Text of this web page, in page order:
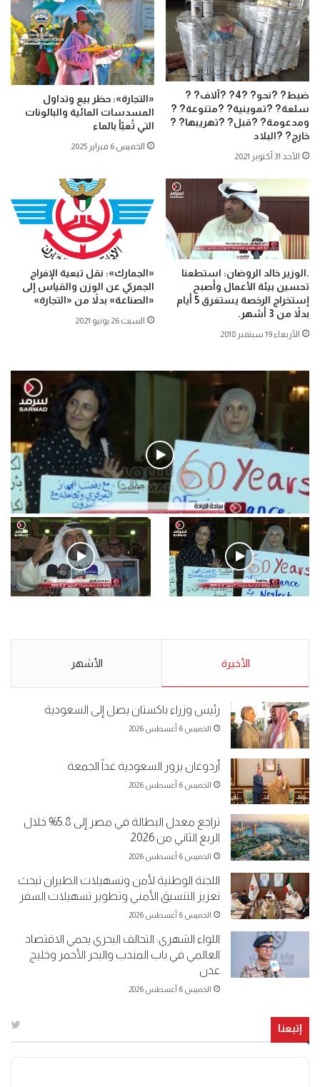
ضبط? ?نحو? ?4? ?آلاف? ?
سلعة? ?تموينية? ?متنوعة? ?
ومدعومة? ?قبل? ?تهريبها? ?
خارج? ?البلاد
الأحد 31 أكتوبر 2021
«التجارة»: حظر بيع وتداول
المسدسات المائية والبالونات
التي تُعبّأ بالماء
الخميس 6 فبراير 2025
.الوزير خالد الروضان: استطعنا
تحسين بيئة الأعمال وأصبح
إستخراج الرخصة يستغرق 5 أيام
بدلاً من 3 أشهر.
الأربعاء 19 سبتمبر 2018
«الجمارك»: نقل تبعية الإفراج
الجمركي عن الوزن والقياس إلى
«الصناعة» بدلاً من «التجارة»
السبت 26 يونيو 2021
فيديو
.وقفة احتجاجية رمزية لـ”#البدون” في ساحة الإرادة 4-5-2019.
الأحد 5 مايو 2019
5-2019.
نبيع مخدرات يعني ولا خمر؟!.
الأخيرة الأشهر
رئيس وزراء باكستان يصل إلى السعودية
الخميس 6 أغسطس 2026
أردوغان يزور السعودية غداً الجمعة
الخميس 6 أغسطس 2026
تراجع معدل البطالة في مصر إلى 5.8% خلال
الربع الثاني من 2026
الخميس 6 أغسطس 2026
اللجنة الوطنية لأمن وتسهيلات الطيران تبحث
تعزيز التنسيق الأمني وتطوير تسهيلات السفر
الخميس 6 أغسطس 2026
اللواء الشهري: التحالف البحري يحمي الاقتصاد
العالمي في باب المندب والبحر الأحمر وخليج
عدن
الخميس 6 أغسطس 2026
إتبعنا